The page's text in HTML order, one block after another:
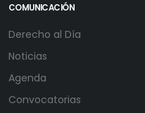
COMUNICACIÓN
Derecho al Día
Noticias
Agenda
Convocatorias